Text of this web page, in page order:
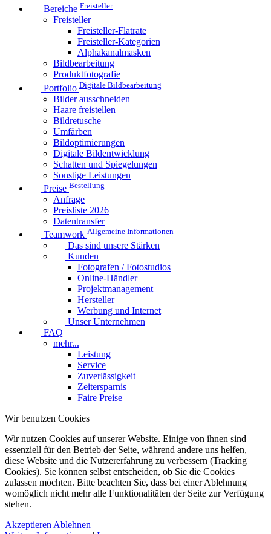
Bereiche Freisteller
Freisteller
Freisteller-Flatrate
Freisteller-Kategorien
Alphakanalmasken
Bildbearbeitung
Produktfotografie
Portfolio Digitale Bildbearbeitung
Bilder ausschneiden
Haare freistellen
Bildretusche
Umfärben
Bildoptimierungen
Digitale Bildentwicklung
Schatten und Spiegelungen
Sonstige Leistungen
Preise Bestellung
Anfrage
Preisliste 2026
Datentransfer
Teamwork Allgemeine Informationen
Das sind unsere Stärken
Kunden
Fotografen / Fotostudios
Online-Händler
Projektmanagement
Hersteller
Werbung und Internet
Unser Unternehmen
FAQ
mehr...
Leistung
Service
Zuverlässigkeit
Zeitersparnis
Faire Preise
Wir benutzen Cookies
Wir nutzen Cookies auf unserer Website. Einige von ihnen sind
essenziell für den Betrieb der Seite, während andere uns helfen,
diese Website und die Nutzererfahrung zu verbessern (Tracking
Cookies). Sie können selbst entscheiden, ob Sie die Cookies
zulassen möchten. Bitte beachten Sie, dass bei einer Ablehnung
womöglich nicht mehr alle Funktionalitäten der Seite zur Verfügung
stehen.
Akzeptieren Ablehnen